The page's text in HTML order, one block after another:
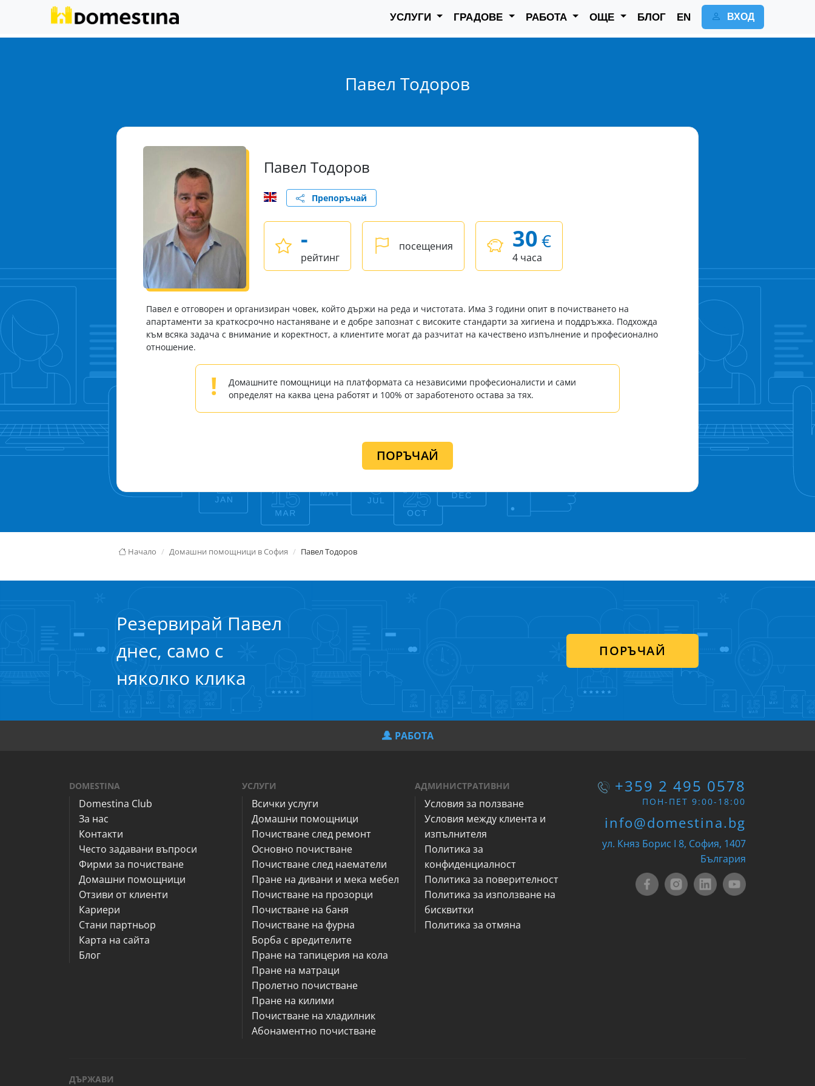
УСЛУГИ ГРАДОВЕ РАБОТА ОЩЕ БЛОГ EN ВХОД
Павел Тодоров
Павел Тодоров
Препоръчай
-
рейтинг
посещения 30€
4 часа
Павел е отговорен и организиран човек, който държи на реда и чистотата. Има 3 години опит в почистването на
апартаменти за краткосрочно настаняване и е добре запознат с високите стандарти за хигиена и поддръжка. Подхожда
към всяка задача с внимание и коректност, а клиентите могат да разчитат на качествено изпълнение и професионално
отношение.
!
Домашните помощници на платформата са независими професионалисти и сами
определят на каква цена работят и 100% от заработеното остава за тях.
ПОРЪЧАЙ
Начало Домашни помощници в София Павел Тодоров
Резервирай Павел
днес, само с
няколко клика
ПОРЪЧАЙ
РАБОТА
DOMESTINA
Domestina Club
За нас
Контакти
Често задавани въпроси
Фирми за почистване
Домашни помощници
Отзиви от клиенти
Кариери
Стани партньор
Карта на сайта
Блог
УСЛУГИ
Всички услуги
Домашни помощници
Почистване след ремонт
Основно почистване
Почистване след наематели
Пране на дивани и мека мебел
Почистване на прозорци
Почистване на баня
Почистване на фурна
Борба с вредителите
Пране на тапицерия на кола
Пране на матраци
Пролетно почистване
Пране на килими
Почистване на хладилник
Абонаментно почистване
АДМИНИСТРАТИВНИ
Условия за ползване
Условия между клиента и
изпълнителя
Политика за
конфиденциалност
Политика за поверителност
Политика за използване на
бисквитки
Политика за отмяна
+359 2 495 0578
ПОН-ПЕТ 9:00-18:00
info@domestina.bg
ул. Княз Борис I 8, София, 1407
България
ДЪРЖАВИ